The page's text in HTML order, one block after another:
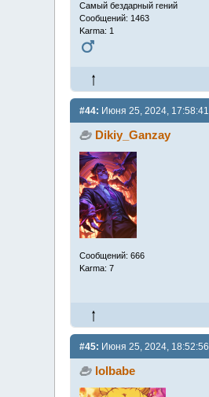
Самый бездарный гений
Сообщений: 1463
Karma: 1
#44: Июня 25, 2024, 17:58:41
Dikiy_Ganzay
Сообщений: 666
Karma: 7
#45: Июня 25, 2024, 18:52:56
lolbabe